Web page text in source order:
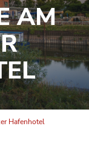
AM
Hafenhotel